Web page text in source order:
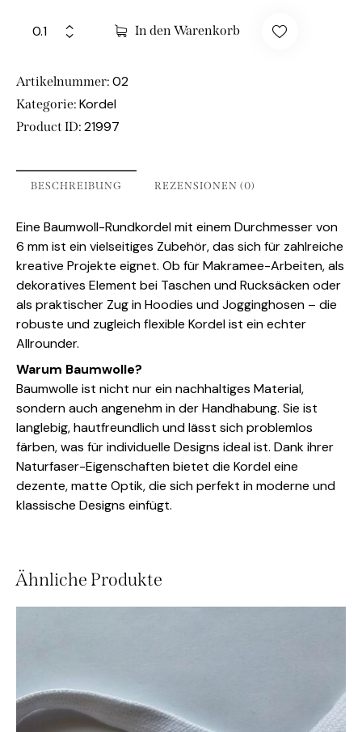
In den Warenkorb
Artikelnummer: 02
Kategorie: Kordel
Product ID: 21997
BESCHREIBUNG REZENSIONEN (0)
Eine Baumwoll-Rundkordel mit einem Durchmesser von
6 mm ist ein vielseitiges Zubehör, das sich für zahlreiche
kreative Projekte eignet. Ob für Makramee-Arbeiten, als
dekoratives Element bei Taschen und Rucksäcken oder
als praktischer Zug in Hoodies und Jogginghosen – die
robuste und zugleich flexible Kordel ist ein echter
Allrounder.
Warum Baumwolle?
Baumwolle ist nicht nur ein nachhaltiges Material,
sondern auch angenehm in der Handhabung. Sie ist
langlebig, hautfreundlich und lässt sich problemlos
färben, was für individuelle Designs ideal ist. Dank ihrer
Naturfaser-Eigenschaften bietet die Kordel eine
dezente, matte Optik, die sich perfekt in moderne und
klassische Designs einfügt.
Ähnliche Produkte